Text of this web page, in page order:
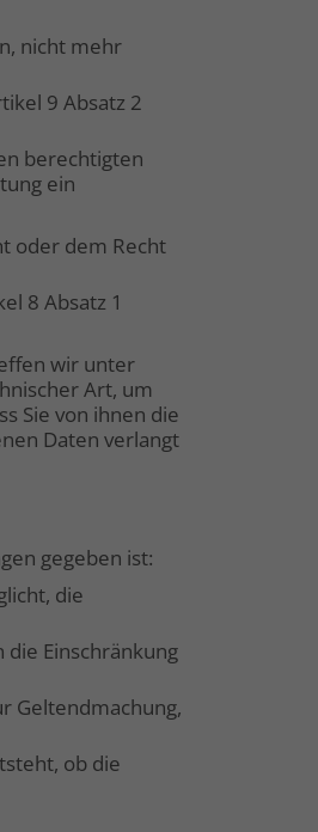
nicht mehr
9 Absatz 2
berechtigten
ein
oder dem Recht
8 Absatz 1
wir unter
Art, um
Sie von ihnen die
Daten verlangt
gegeben ist:
die
Einschränkung
Geltendmachung,
ob die